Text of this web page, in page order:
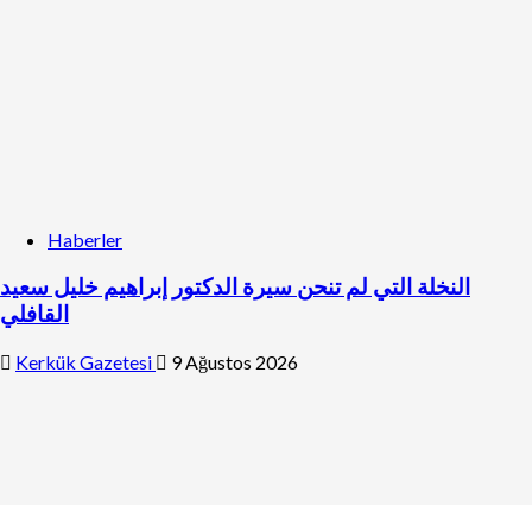
Haberler
النخلة التي لم تنحن سيرة الدكتور إبراهيم خليل سعيد
القافلي
Kerkük Gazetesi 9 Ağustos 2026